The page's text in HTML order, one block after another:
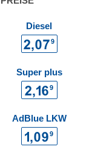
Diesel
Super plus
AdBlue LKW